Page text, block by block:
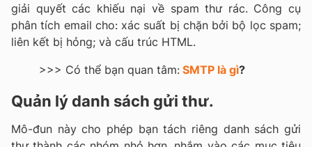
giải quyết các khiếu nại về spam thư rác. Công cụ
phân tích email cho: xác suất bị chặn bởi bộ lọc spam;
liên kết bị hỏng; và cấu trúc HTML.
>>> Có thể bạn quan tâm: SMTP là gì?
Quản lý danh sách gửi thư.
Mô-đun này cho phép bạn tách riêng danh sách gửi